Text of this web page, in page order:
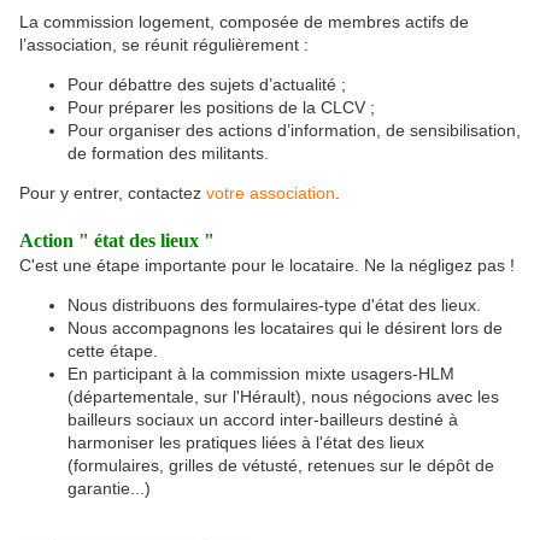
La commission logement, composée de membres actifs de
l’association, se réunit régulièrement :
Pour débattre des sujets d’actualité ;
Pour préparer les positions de la CLCV ;
Pour organiser des actions d’information, de sensibilisation,
de formation des militants.
Pour y entrer, contactez votre association
Action " état des lieux "
C'est une étape importante pour le locataire. Ne la négligez pas !
Nous distribuons des formulaires-type d'état des lieux.
Nous accompagnons les locataires qui le désirent lors de
cette étape.
En participant à la commission mixte usagers-HLM
(départementale, sur l'Hérault), nous négocions avec les
bailleurs sociaux un accord inter-bailleurs destiné à
harmoniser les pratiques liées à l'état des lieux
(formulaires, grilles de vétusté, retenues sur le dépôt de
garantie...)